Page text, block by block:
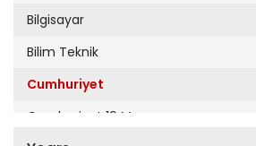
Bilgisayar
Bilim Teknik
Cumhuriyet
Cumhuriyet 19 Mayıs